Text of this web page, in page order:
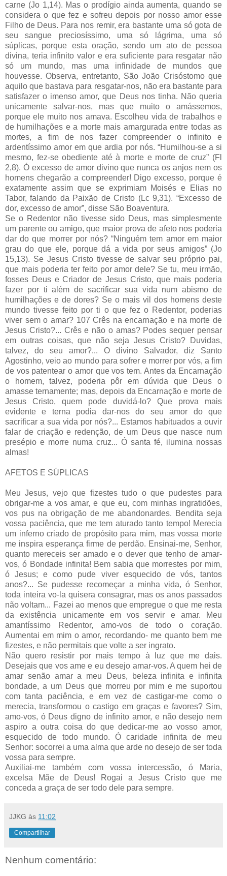
carne (Jo 1,14). Mas o prodígio ainda aumenta, quando se
considera o que fez e sofreu depois por nosso amor esse
Filho de Deus. Para nos remir, era bastante uma só gota de
seu sangue preciosíssimo, uma só lágrima, uma só
súplicas, porque esta oração, sendo um ato de pessoa
divina, teria infinito valor e era suficiente para resgatar não
só um mundo, mas uma infinidade de mundos que
houvesse. Observa, entretanto, São João Crisóstomo que
aquilo que bastava para resgatar-nos, não era bastante para
satisfazer o imenso amor, que Deus nos tinha. Não queria
unicamente salvar-nos, mas que muito o amássemos,
porque ele muito nos amava. Escolheu vida de trabalhos e
de humilhações e a morte mais amargurada entre todas as
mortes, a fim de nos fazer compreender o infinito e
ardentíssimo amor em que ardia por nós. “Humilhou-se a si
mesmo, fez-se obediente até à morte e morte de cruz” (Fl
2,8). Ó excesso de amor divino que nunca os anjos nem os
homens chegarão a compreender! Digo excesso, porque é
exatamente assim que se exprimiam Moisés e Elias no
Tabor, falando da Paixão de Cristo (Lc 9,31). “Excesso de
dor, excesso de amor”, disse São Boaventura.
Se o Redentor não tivesse sido Deus, mas simplesmente
um parente ou amigo, que maior prova de afeto nos poderia
dar do que morrer por nós? “Ninguém tem amor em maior
grau do que ele, porque dá a vida por seus amigos” (Jo
15,13). Se Jesus Cristo tivesse de salvar seu próprio pai,
que mais poderia ter feito por amor dele? Se tu, meu irmão,
fosses Deus e Criador de Jesus Cristo, que mais poderia
fazer por ti além de sacrificar sua vida num abismo de
humilhações e de dores? Se o mais vil dos homens deste
mundo tivesse feito por ti o que fez o Redentor, poderias
viver sem o amar? 107 Crês na encarnação e na morte de
Jesus Cristo?... Crês e não o amas? Podes sequer pensar
em outras coisas, que não seja Jesus Cristo? Duvidas,
talvez, do seu amor?... O divino Salvador, diz Santo
Agostinho, veio ao mundo para sofrer e morrer por vós, a fim
de vos patentear o amor que vos tem. Antes da Encarnação
o homem, talvez, poderia pôr em dúvida que Deus o
amasse ternamente; mas, depois da Encarnação e morte de
Jesus Cristo, quem pode duvidá-lo? Que prova mais
evidente e terna podia dar-nos do seu amor do que
sacrificar a sua vida por nós?... Estamos habituados a ouvir
falar de criação e redenção, de um Deus que nasce num
presépio e morre numa cruz... Ó santa fé, ilumina nossas
almas!
AFETOS E SÚPLICAS
Meu Jesus, vejo que fizestes tudo o que pudestes para
obrigar-me a vos amar, e que eu, com minhas ingratidões,
vos pus na obrigação de me abandonardes. Bendita seja
vossa paciência, que me tem aturado tanto tempo! Merecia
um inferno criado de propósito para mim, mas vossa morte
me inspira esperança firme de perdão. Ensinai-me, Senhor,
quanto mereceis ser amado e o dever que tenho de amar-
vos, ó Bondade infinita! Bem sabia que morrestes por mim,
ó Jesus; e como pude viver esquecido de vós, tantos
anos?... Se pudesse recomeçar a minha vida, ó Senhor,
toda inteira vo-la quisera consagrar, mas os anos passados
não voltam... Fazei ao menos que empregue o que me resta
da existência unicamente em vos servir e amar. Meu
amantíssimo Redentor, amo-vos de todo o coração.
Aumentai em mim o amor, recordando- me quanto bem me
fizestes, e não permitais que volte a ser ingrato.
Não quero resistir por mais tempo à luz que me dais.
Desejais que vos ame e eu desejo amar-vos. A quem hei de
amar senão amar a meu Deus, beleza infinita e infinita
bondade, a um Deus que morreu por mim e me suportou
com tanta paciência, e em vez de castigar-me como o
merecia, transformou o castigo em graças e favores? Sim,
amo-vos, ó Deus digno de infinito amor, e não desejo nem
aspiro a outra coisa do que dedicar-me ao vosso amor,
esquecido de todo mundo. Ó caridade infinita de meu
Senhor: socorrei a uma alma que arde no desejo de ser toda
vossa para sempre.
Auxiliai-me também com vossa intercessão, ó Maria,
excelsa Mãe de Deus! Rogai a Jesus Cristo que me
conceda a graça de ser todo dele para sempre.
JJKG às 11:02
Compartilhar
Nenhum comentário: